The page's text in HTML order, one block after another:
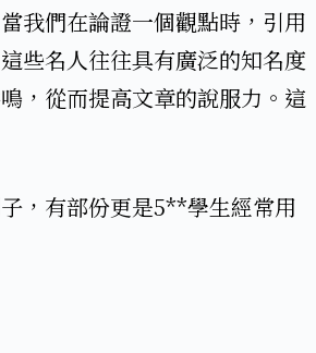
我們在論證一個觀點時，引用
些名人往往具有廣泛的知名度
，從而提高文章的說服力。這
，有部份更是5**學生經常用